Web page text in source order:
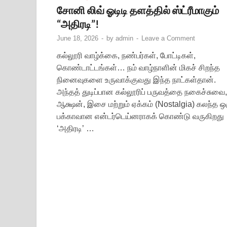
சோனி லிவ் ஓடிடி தளத்தில் ஸ்ட்ரீமாகும்
“அதிரடி”!
June 18, 2026 - by admin - Leave a Comment
கல்லூரி வாழ்க்கை, நண்பர்கள், போட்டிகள்,
கொண்டாட்டங்கள்… நம் வாழ்நாளின் மிகச் சிறந்த
நினைவுகளை உருவாக்குவது இந்த நாட்கள்தான்.
அந்தத் துடிப்பான கல்லூரிப் பருவத்தை நகைச்சுவை,
ஆக்ஷன், இசை மற்றும் ஏக்கம் (Nostalgia) கலந்த
பக்காவான என்டர்டெய்னராகக் கொண்டு வருகிறது
‘அதிரடி’ …